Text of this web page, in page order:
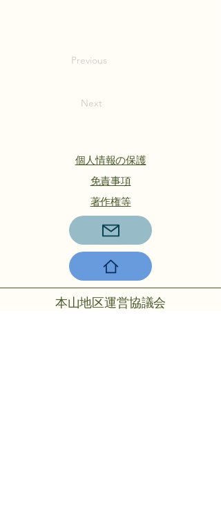
Previous
Next
個人情報の保護
​免責事項
著作権等
本山地区運営協議会